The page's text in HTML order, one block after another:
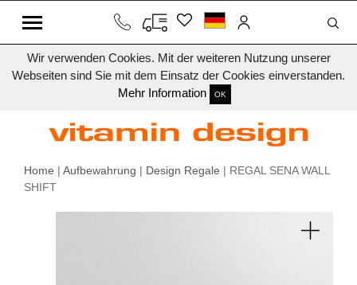
Wir verwenden Cookies. Mit der weiteren Nutzung unserer
Webseiten sind Sie mit dem Einsatz der Cookies einverstanden.
Mehr Information
OK
Home | Aufbewahrung | Design Regale | REGAL SENA WALL
SHIFT